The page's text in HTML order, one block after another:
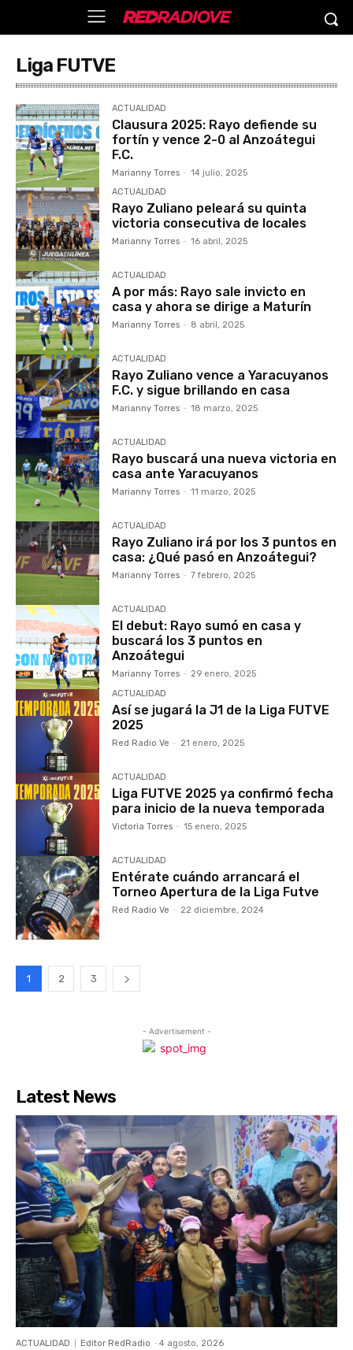
Liga FUTVE
ACTUALIDAD
Clausura 2025: Rayo defiende su
fortín y vence 2-0 al Anzoátegui
F.C.
Marianny Torres - 14 julio, 2025
ACTUALIDAD
Rayo Zuliano peleará su quinta
victoria consecutiva de locales
Marianny Torres - 16 abril, 2025
ACTUALIDAD
A por más: Rayo sale invicto en
casa y ahora se dirige a Maturín
Marianny Torres - 8 abril, 2025
ACTUALIDAD
Rayo Zuliano vence a Yaracuyanos
F.C. y sigue brillando en casa
Marianny Torres - 18 marzo, 2025
ACTUALIDAD
Rayo buscará una nueva victoria en
casa ante Yaracuyanos
Marianny Torres - 11 marzo, 2025
ACTUALIDAD
Rayo Zuliano irá por los 3 puntos en
casa: ¿Qué pasó en Anzoátegui?
Marianny Torres - 7 febrero, 2025
ACTUALIDAD
El debut: Rayo sumó en casa y
buscará los 3 puntos en
Anzoátegui
Marianny Torres - 29 enero, 2025
ACTUALIDAD
Así se jugará la J1 de la Liga FUTVE
2025
Red Radio Ve - 21 enero, 2025
ACTUALIDAD
Liga FUTVE 2025 ya confirmó fecha
para inicio de la nueva temporada
Victoria Torres - 15 enero, 2025
ACTUALIDAD
Entérate cuándo arrancará el
Torneo Apertura de la Liga Futve
Red Radio Ve - 22 diciembre, 2024
1 2 3
- Advertisement -
Latest News
ACTUALIDAD Editor RedRadio - 4 agosto, 2026